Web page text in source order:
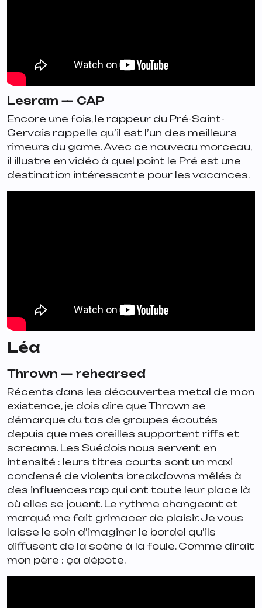
Lesram — CAP
Encore une fois, le rappeur du Pré-Saint-
Gervais rappelle qu’il est l’un des meilleurs
rimeurs du game. Avec ce nouveau morceau,
il illustre en vidéo à quel point le Pré est une
destination intéressante pour les vacances.
Léa
Thrown — rehearsed
Récents dans les découvertes metal de mon
existence, je dois dire que Thrown se
démarque du tas de groupes écoutés
depuis que mes oreilles supportent riffs et
screams. Les Suédois nous servent en
intensité : leurs titres courts sont un maxi
condensé de violents breakdowns mêlés à
des influences rap qui ont toute leur place là
où elles se jouent. Le rythme changeant et
marqué me fait grimacer de plaisir. Je vous
laisse le soin d’imaginer le bordel qu’ils
diffusent de la scène à la foule. Comme dirait
mon père : ça dépote.